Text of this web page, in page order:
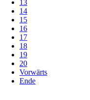
13
14
15
16
17
18
19
20
Vorwärts
Ende